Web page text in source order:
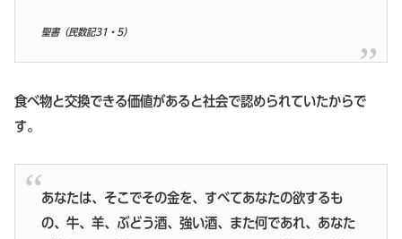
聖書（民数記31・5）
食べ物と交換できる価値があると社会で認められていたからで
す。
あなたは、そこでその金を、すべてあなたの欲するも
の、牛、羊、ぶどう酒、強い酒、また何であれ、あなた